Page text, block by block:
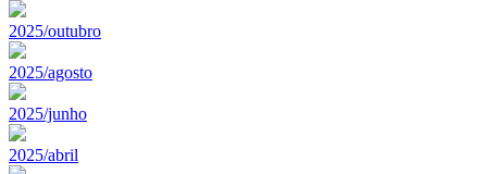
2025/outubro
2025/agosto
2025/junho
2025/abril